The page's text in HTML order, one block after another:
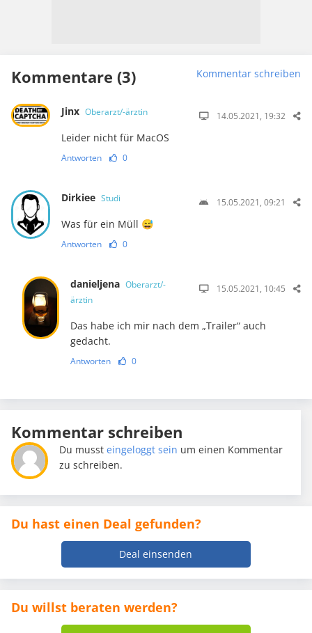
Kommentare (3) Kommentar schreiben
Jinx Oberarzt/-ärztin 14.05.2021, 19:32
Leider nicht für MacOS
Antworten 0
Dirkiee Studi 15.05.2021, 09:21
Was für ein Müll 😅
Antworten 0
danieljena Oberarzt/-
ärztin
15.05.2021, 10:45
Das habe ich mir nach dem „Trailer“ auch
gedacht.
Antworten 0
Kommentar schreiben
Du mussteingeloggt sein um einen Kommentar
zu schreiben.
Du hast einen Deal gefunden?
Deal einsenden
Du willst beraten werden?